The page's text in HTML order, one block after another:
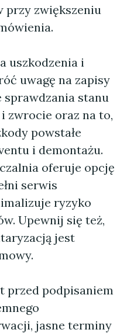
przy zwiększeniu
uszkodzenia i
uwagę na zapisy
sprawdzania stanu
zwrocie oraz na to,
powstałe
i demontażu.
oferuje opcję
serwis
ryzyko
Upewnij się też,
jest
przed podpisaniem
jasne terminy